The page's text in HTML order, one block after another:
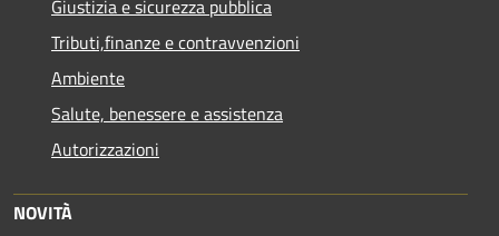
Giustizia e sicurezza pubblica
Tributi,finanze e contravvenzioni
Ambiente
Salute, benessere e assistenza
Autorizzazioni
NOVITÀ